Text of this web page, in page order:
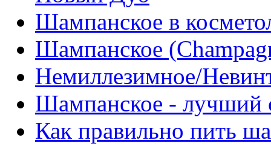
Шампанское в
Шампанское
Немиллезимное/
Шампанское - лучший
Как правильно пить